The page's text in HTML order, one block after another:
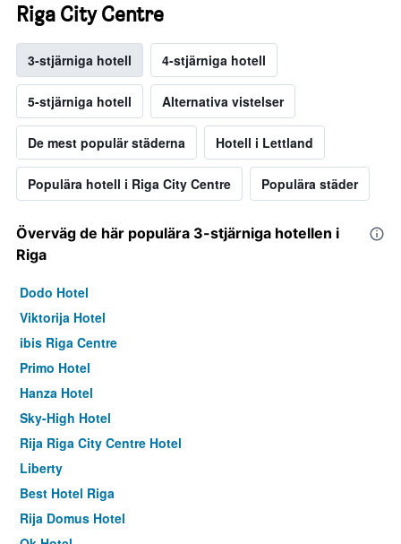
Riga City Centre
3-stjärniga hotell 4-stjärniga hotell
5-stjärniga hotell Alternativa vistelser
De mest populär städerna Hotell i Lettland
Populära hotell i Riga City Centre Populära städer
Överväg de här populära 3-stjärniga hotellen i
Riga
Dodo Hotel
Viktorija Hotel
ibis Riga Centre
Primo Hotel
Hanza Hotel
Sky-High Hotel
Rija Riga City Centre Hotel
Liberty
Best Hotel Riga
Rija Domus Hotel